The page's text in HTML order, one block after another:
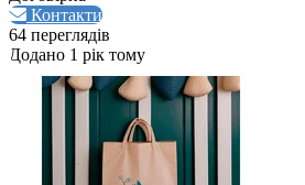
Контакти
64 переглядів
Додано 1 рік тому